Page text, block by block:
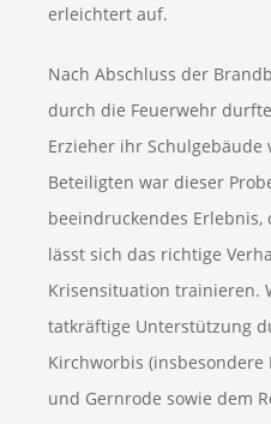
erleichtert auf.
Nach Abschluss der
durch die Feuerwehr
Erzieher ihr
Beteiligten war dieser
beeindruckendes
lässt sich das richtige
Krisensituation trainieren.
tatkräftige Unterstützung
Kirchworbis (insbesondere
und Gernrode sowie dem